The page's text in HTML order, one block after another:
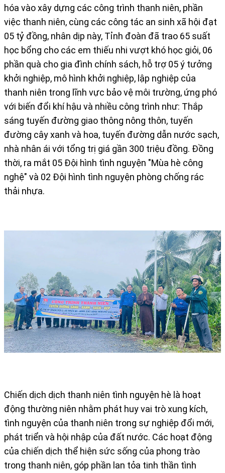
hóa vào xây dựng các công trình thanh niên, phần
việc thanh niên, cùng các công tác an sinh xã hội đạt
05 tỷ đồng, nhân dịp này, Tỉnh đoàn đã trao 65 suất
học bổng cho các em thiếu nhi vượt khó học giỏi, 06
phần quà cho gia đình chính sách, hỗ trợ 05 ý tưởng
khởi nghiệp, mô hình khởi nghiệp, lập nghiệp của
thanh niên trong lĩnh vực bảo vệ môi trường, ứng phó
với biến đổi khí hậu và nhiều công trình như: Thắp
sáng tuyến đường giao thông nông thôn, tuyến
đường cây xanh và hoa, tuyến đường dẫn nước sạch,
nhà nhân ái với tổng trị giá gần 300 triệu đồng. Đồng
thời, ra mắt 05 Đội hình tình nguyện "Mùa hè công
nghệ" và 02 Đội hình tình nguyện phòng chống rác
thải nhựa.
Chiến dịch dịch thanh niên tình nguyện hè là hoạt
động thường niên nhằm phát huy vai trò xung kích,
tình nguyện của thanh niên trong sự nghiệp đổi mới,
phát triển và hội nhập của đất nước. Các hoạt động
của chiến dịch thể hiện sức sống của phong trào
trong thanh niên, góp phần lan tỏa tinh thần tình